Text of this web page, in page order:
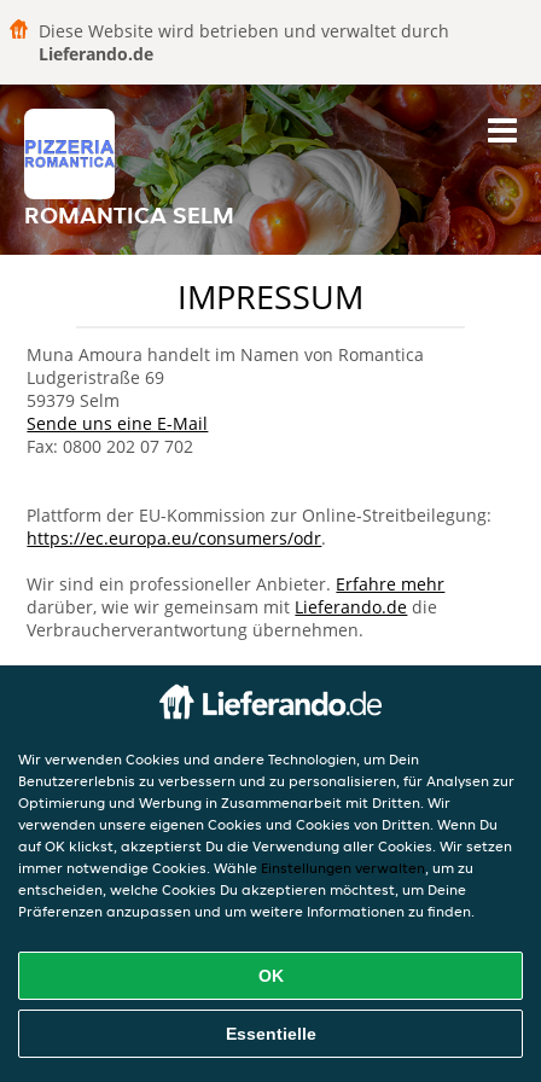
Diese Website wird betrieben und verwaltet durch
Lieferando.de
ROMANTICA SELM
IMPRESSUM
Muna Amoura handelt im Namen von Romantica
Ludgeristraße 69
59379 Selm
Sende uns eine E-Mail
Fax: 0800 202 07 702
Plattform der EU-Kommission zur Online-Streitbeilegung:
https://ec.europa.eu/consumers/odr.
Wir sind ein professioneller Anbieter. Erfahre mehr
darüber, wie wir gemeinsam mit Lieferando.de die
Verbraucherverantwortung übernehmen.
Wir verwenden Cookies und andere Technologien, um Dein
Benutzererlebnis zu verbessern und zu personalisieren, für Analysen zur
Optimierung und Werbung in Zusammenarbeit mit Dritten. Wir
verwenden unsere eigenen Cookies und Cookies von Dritten. Wenn Du
auf OK klickst, akzeptierst Du die Verwendung aller Cookies. Wir setzen
immer notwendige Cookies. Wähle Einstellungen verwalten, um zu
entscheiden, welche Cookies Du akzeptieren möchtest, um Deine
Präferenzen anzupassen und um weitere Informationen zu finden.
OK
Essentielle